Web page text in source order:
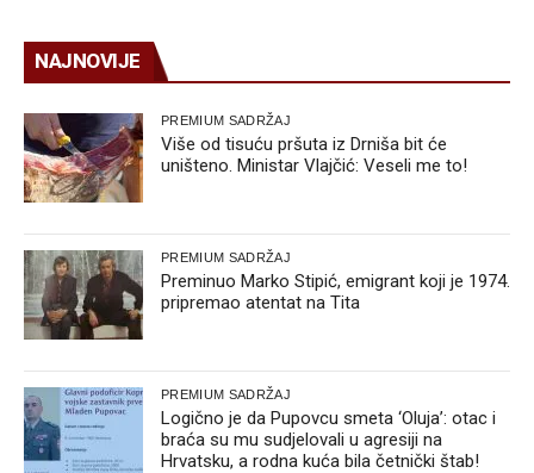
NAJNOVIJE
PREMIUM SADRŽAJ
Više od tisuću pršuta iz Drniša bit će
uništeno. Ministar Vlajčić: Veseli me to!
PREMIUM SADRŽAJ
Preminuo Marko Stipić, emigrant koji je 1974.
pripremao atentat na Tita
PREMIUM SADRŽAJ
Logično je da Pupovcu smeta ‘Oluja’: otac i
braća su mu sudjelovali u agresiji na
Hrvatsku, a rodna kuća bila četnički štab!